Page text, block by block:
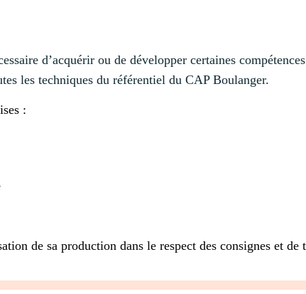
d’acquérir ou de développer certaines
les techniques du référentiel du CAP Boulanger.
:
de sa production dans le respect des consignes et de